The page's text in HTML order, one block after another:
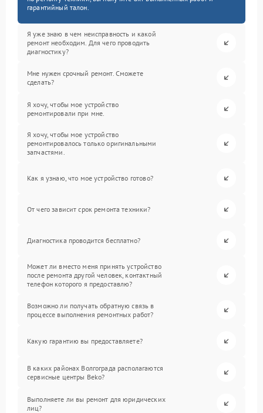
гарантийный талон.
Я уже знаю в чем неисправность и какой
ремонт необходим. Для чего проводить
диагностику?
Мне нужен срочный ремонт. Сможете
сделать?
Я хочу, чтобы мое устройство
ремонтировали при мне.
Я хочу, чтобы мое устройство
ремонтировалось только оригинальными
запчастями.
Как я узнаю, что мое устройство готово?
От чего зависит срок ремонта техники?
Диагностика проводится бесплатно?
Может ли вместо меня принять устройство
после ремонта другой человек, контактный
телефон которого я предоставлю?
Возможно ли получать обратную связь в
процессе выполнения ремонтных работ?
Какую гарантию вы предоставляете?
В каких районах Волгограда располагаются
сервисные центры Beko?
Выполняете ли вы ремонт для юридических
лиц?